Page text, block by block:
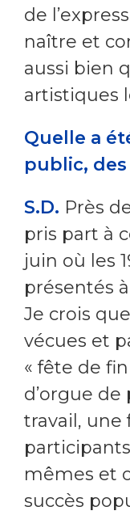
de
naître et
aussi bien
artistiques
Quelle a
public,
S.D. Près
pris part à
juin où les
présentés
Je crois
vécues et
« fête de
d’orgue de
travail, une
mêmes et
succès